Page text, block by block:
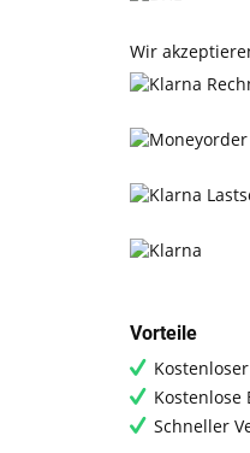
Wir
Vorteile
Kostenlose
Schneller